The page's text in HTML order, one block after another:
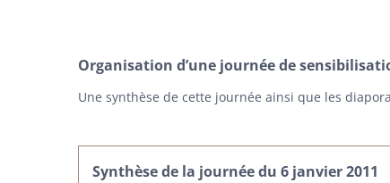
Organisation d’une journée de
Une synthèse de cette journée ainsi que les
Synthèse de la journée du 6 janvier 2011